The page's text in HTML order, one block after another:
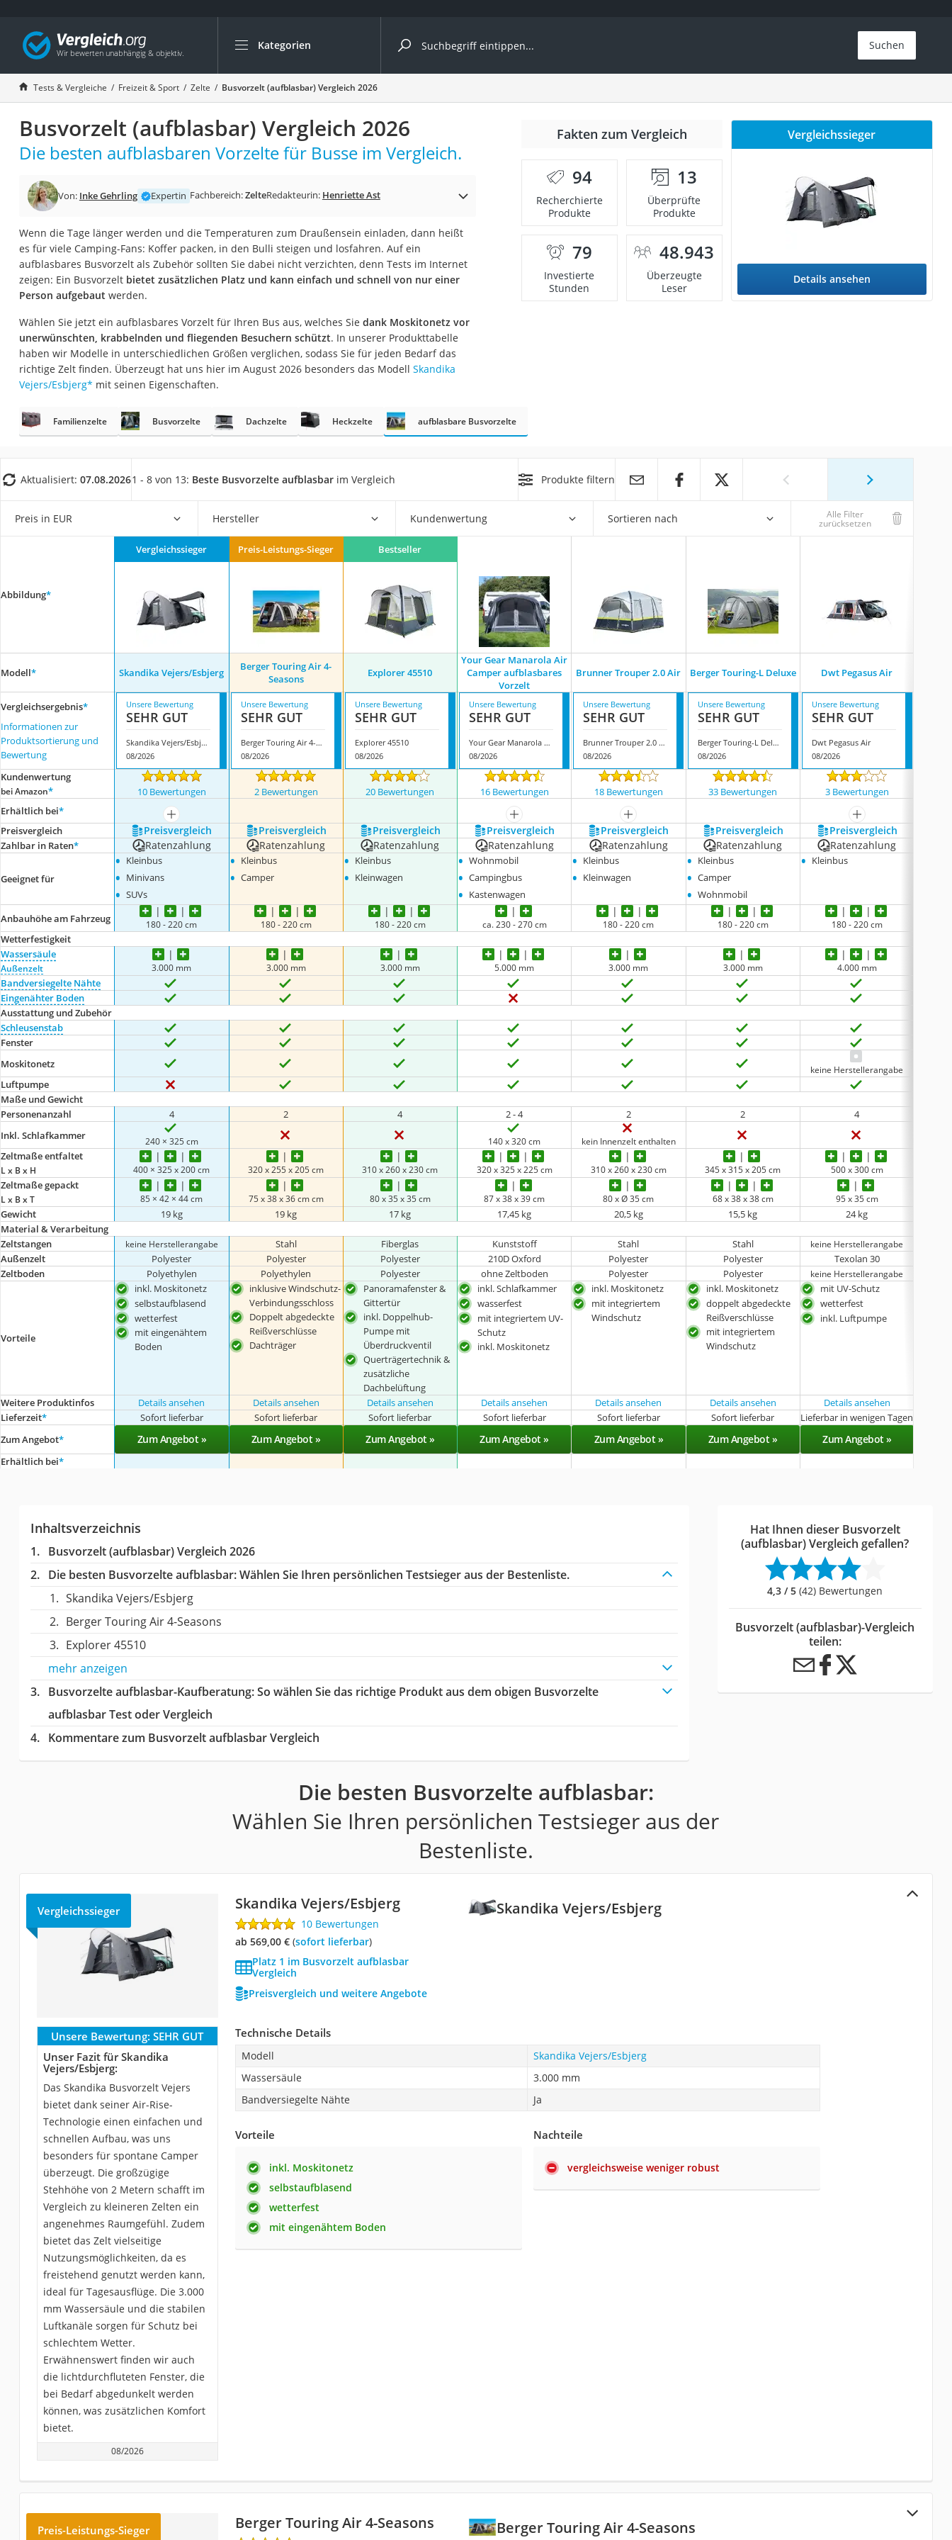
Kategorien
Die beliebtesten Vergleiche nach Kategorie
Freizeit & Sport
Gartentrampolin
Trampolin
Metalldetektor
Trampolin 366 cm
Aluminium-Koffer
Futterboot
Air Bike
Trekkingschuhe Herren
Reisetasche mit Rollen
Klimmzugstation
Nachtsichtgerät
Faltschloss
Vibrationsplatte
Service
Suchen
Tests & Vergleiche Freizeit & Sport Zelte Busvorzelt (aufblasbar) Vergleich 2026
Busvorzelt (aufblasbar) Vergleich 2026
Die besten aufblasbaren Vorzelte für Busse im Vergleich.
Von: Inke Gehrling Expertin Fachbereich:ZelteRedakteurin: Henriette Ast
Wenn die Tage länger werden und die Temperaturen zum Draußensein einladen, dann heißt
es für viele Camping-Fans: Koffer packen, in den Bulli steigen und losfahren. Auf ein
aufblasbares Busvorzelt als Zubehör sollten Sie dabei nicht verzichten, denn Tests im Internet
zeigen: Ein Busvorzelt bietet zusätzlichen Platz und kann einfach und schnell von nur einer
Person aufgebaut werden.
Wählen Sie jetzt ein aufblasbares Vorzelt für Ihren Bus aus, welches Sie dank Moskitonetz vor
unerwünschten, krabbelnden und fliegenden Besuchern schützt. In unserer Produkttabelle
haben wir Modelle in unterschiedlichen Größen verglichen, sodass Sie für jeden Bedarf das
richtige Zelt finden. Überzeugt hat uns hier im August 2026 besonders das Modell Skandika
Vejers/Esbjerg* mit seinen Eigenschaften.
Fakten zum Vergleich
94
Recherchierte
Produkte
13
Überprüfte
Produkte
79
Investierte
Stunden
48.943
Überzeugte
Leser
Vergleichssieger
Details ansehen
Familienzelte Busvorzelte Dachzelte Heckzelte aufblasbare Busvorzelte
Aktualisiert: 07.08.20261 - 8 von 13: Beste Busvorzelte aufblasbar im Vergleich Produkte filtern
Preis in EUR Hersteller Kundenwertung Sortieren nach Alle Filter
zurücksetzen
Abbildung*
Vergleichssieger Preis-Leistungs-Sieger Bestseller
Modell* Skandika Vejers/Esbjerg
Berger Touring Air 4-
Seasons
Explorer 45510
Your Gear Manarola Air
Camper aufblasbares
Vorzelt
Brunner Trouper 2.0 Air Berger Touring-L Deluxe Dwt Pegasus Air
Vergleichsergebnis*
Informationen zur
Produktsortierung und
Bewertung
Unsere Bewertung
SEHR GUT
Skandika Vejers/Esbjerg
08/2026
Unsere Bewertung
SEHR GUT
Berger Touring Air 4-Seasons
08/2026
Unsere Bewertung
SEHR GUT
Explorer 45510
08/2026
Unsere Bewertung
SEHR GUT
Your Gear Manarola Air Camper aufblasbares Vorzelt
08/2026
Unsere Bewertung
SEHR GUT
Brunner Trouper 2.0 Air
08/2026
Unsere Bewertung
SEHR GUT
Berger Touring-L Deluxe
08/2026
Unsere Bewertung
SEHR GUT
Dwt Pegasus Air
08/2026
Kundenwertung
bei Amazon* 10 Bewertungen 2 Bewertungen 20 Bewertungen 16 Bewertungen 18 Bewertungen 33 Bewertungen 3 Bewertungen
Erhältlich bei*
mehr anzeigen mehr anzeigen mehr anzeigen
mehr anzeigen
Preis­vergleich
Preis­vergleich Preis­vergleich Preis­vergleich Preis­vergleich Preis­vergleich Preis­vergleich Preis­vergleich
Zahlbar in Raten* Ratenzahlung Ratenzahlung Ratenzahlung Ratenzahlung Ratenzahlung Ratenzahlung Ratenzahlung
Geeignet für
• Kleinbus
• Minivans
• SUVs
• Kleinbus
• Camper
• Kleinbus
• Kleinwagen
• Wohnmobil
• Campingbus
• Kastenwagen
• Kleinbus
• Kleinwagen
• Kleinbus
• Camper
• Wohnmobil
• Kleinbus
Anbauhöhe am Fahrzeug 180 - 220 cm 180 - 220 cm 180 - 220 cm ca. 230 - 270 cm 180 - 220 cm 180 - 220 cm 180 - 220 cm
Wetterfestigkeit
Wassersäule
Außenzelt 3.000 mm 3.000 mm 3.000 mm 5.000 mm 3.000 mm 3.000 mm 4.000 mm
Bandversiegelte Nähte
Eingenähter Boden
Ausstattung und Zubehör
Schleusenstab
Fenster
Moskitonetz
keine Herstellerangabe
Luftpumpe
Maße und Gewicht
Personenanzahl
4 2 4 2 - 4 2 2
4
Inkl. Schlafkammer
240 × 325 cm 140 x 320 cm kein Innenzelt enthalten
Zeltmaße entfaltet
L x B x H 400 × 325 x 200 cm ‎320 x 255 x 205 cm 310 x 260 x 230 cm 320 x 325 x 225 cm 310 x 260 x 230 cm 345 x 315 x 205 cm 500 x 300 cm
Zeltmaße gepackt
L x B x T 85 × 42 × 44 cm 75 x 38 x 36 cm cm 80 x 35 x 35 cm 87 x 38 x 39 cm ‎80 x Ø 35 cm 68 x 38 x 38 cm 95 x 35 cm
Gewicht 19 kg 19 kg 17 kg 17,45 kg 20,5 kg 15,5 kg
24 kg
Material & Verarbeitung
Zeltstangen
keine Herstellerangabe Stahl Fiberglas Kunststoff Stahl Stahl keine Herstellerangabe
Außenzelt Polyester Polyester Polyester 210D Oxford Polyester Polyester Texolan 30
Zeltboden
Polyethylen Polyethylen Polyester ohne Zeltboden Polyester Polyester keine Herstellerangabe
Vorteile
inkl. Moskitonetz
selbstaufblasend
wetterfest
mit eingenähtem
Boden
inklusive Windschutz-
Verbindungsschloss
Doppelt abgedeckte
Reißverschlüsse
Dachträger
Panoramafenster &
Gittertür
inkl. Doppelhub-
Pumpe mit
Überdruckventil
Querträgertechnik &
zusätzliche
Dachbelüftung
inkl. Schlafkammer
wasserfest
mit integriertem UV-
Schutz
inkl. Moskitonetz
inkl. Moskitonetz
mit integriertem
Windschutz
inkl. Moskitonetz
doppelt abgedeckte
Reißverschlüsse
mit integriertem
Windschutz
mit UV-Schutz
wetterfest
inkl. Luftpumpe
Weitere Produktinfos Details ansehen Details ansehen Details ansehen Details ansehen Details ansehen Details ansehen Details ansehen
Lieferzeit* Sofort lieferbar Sofort lieferbar Sofort lieferbar Sofort lieferbar Sofort lieferbar Sofort lieferbar Lieferbar in wenigen Tagen
Zum Angebot* Zum Angebot » Zum Angebot » Zum Angebot » Zum Angebot » Zum Angebot » Zum Angebot » Zum Angebot »
Erhältlich bei*
Inhaltsverzeichnis
Busvorzelt (aufblasbar) Vergleich 2026
Die besten Busvorzelte aufblasbar:Wählen Sie Ihren persönlichen Testsieger aus der Bestenliste.
Skandika Vejers/Esbjerg
Berger Touring Air 4-Seasons
Explorer 45510
mehr anzeigen
Busvorzelte aufblasbar-Kaufberatung: So wählen Sie das richtige Produkt aus dem obigen Busvorzelte
aufblasbar Test oder Vergleich
Kommentare zum Busvorzelt aufblasbar Vergleich
Hat Ihnen dieser Busvorzelt
(aufblasbar) Vergleich gefallen?
4,3 / 5 (42) Bewertungen
Busvorzelt (aufblasbar)-Vergleich
teilen:
Die besten Busvorzelte aufblasbar:
Wählen Sie Ihren persönlichen Testsieger aus der
Bestenliste.
Skandika Vejers/Esbjerg
Vergleichssieger Skandika Vejers/Esbjerg
10 Bewertungen
ab 569,00 €( Sofort lieferbar)
Platz 1 im Busvorzelt aufblasbar
Vergleich
Preisvergleich und weitere Angebote
Unsere Bewertung: SEHR GUT
Unser Fazit für Skandika
Vejers/Esbjerg:
Das Skandika Busvorzelt Vejers
bietet dank seiner Air-Rise-
Technologie einen einfachen und
schnellen Aufbau, was uns
besonders für spontane Camper
überzeugt. Die großzügige
Stehhöhe von 2 Metern schafft im
Vergleich zu kleineren Zelten ein
angenehmes Raumgefühl. Zudem
bietet das Zelt vielseitige
Nutzungsmöglichkeiten, da es
freistehend genutzt werden kann,
ideal für Tagesausflüge. Die 3.000
mm Wassersäule und die stabilen
Luftkanäle sorgen für Schutz bei
schlechtem Wetter.
Erwähnenswert finden wir auch
die lichtdurchfluteten Fenster, die
bei Bedarf abgedunkelt werden
können, was zusätzlichen Komfort
bietet.
08/2026
Technische Details
Modell
Skandika Vejers/Esbjerg
Wassersäule
3.000 mm
Bandversiegelte Nähte
Ja
Vorteile
inkl. Moskitonetz
selbstaufblasend
wetterfest
mit eingenähtem Boden
Nachteile
vergleichsweise weniger robust
Berger Touring Air 4-Seasons
Preis-Leistungs-Sieger Berger Touring Air 4-Seasons